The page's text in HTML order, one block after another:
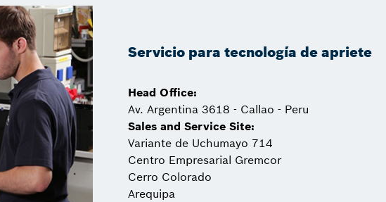
Servicio para tecnología de apriete
Head Office:
Av. Argentina 3618 - Callao - Peru
Sales and Service Site:
Variante de Uchumayo 714
Centro Empresarial Gremcor
Cerro Colorado
Arequipa